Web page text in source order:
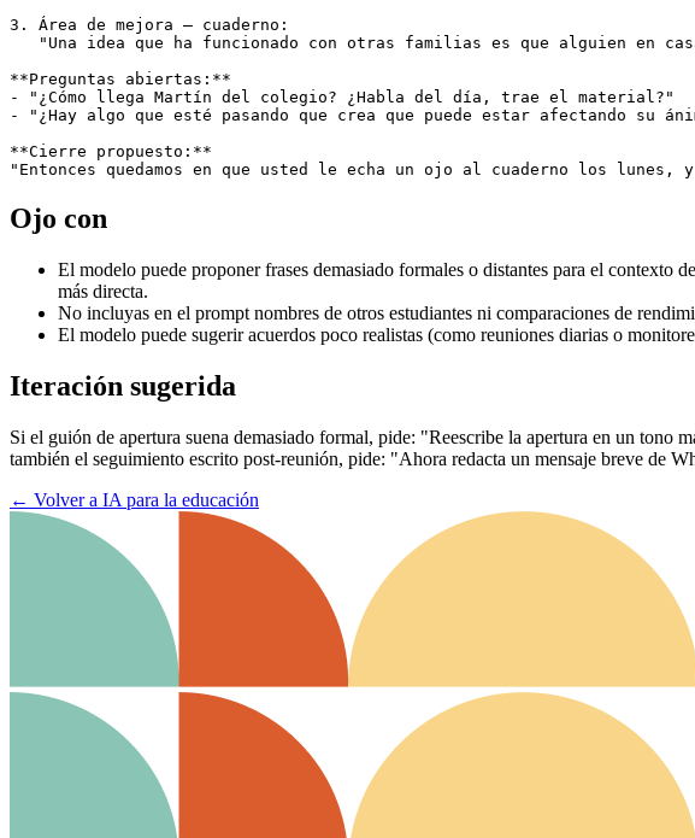
3. Área de mejora — cuaderno:
"Una idea que ha funcionado con otras familias es que alguien en
**Preguntas abiertas:**
- "¿Cómo llega Martín del colegio? ¿Habla del día, trae el material?"
- "¿Hay algo que esté pasando que crea que puede estar afectando su
**Cierre propuesto:**
Ojo con
El modelo puede proponer frases demasiado formales o distantes para el
más directa.
No incluyas en el prompt nombres de otros estudiantes ni comparaciones de
El modelo puede sugerir acuerdos poco realistas (como reuniones diarias o
Iteración sugerida
Si el guión de apertura suena demasiado formal, pide: "Reescribe la apertura en un tono
también el seguimiento escrito post-reunión, pide: "Ahora redacta un mensaje breve de
← Volver a IA para la educación